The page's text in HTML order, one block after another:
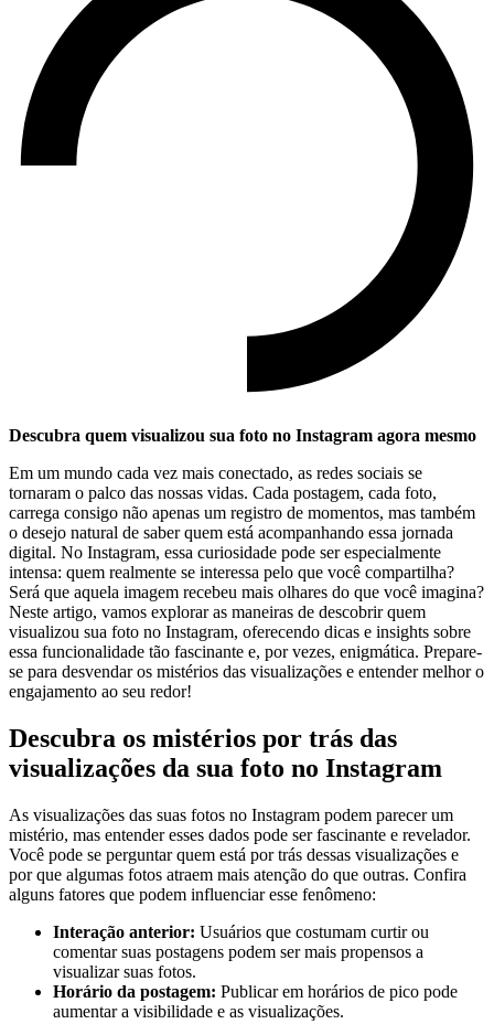
Descubra quem ‍visualizou sua foto no⁢ Instagram agora mesmo
Em ⁤um mundo cada vez mais conectado, as redes⁣ sociais se
tornaram o palco⁤ das nossas vidas. Cada postagem, cada foto,
carrega consigo não apenas um registro de momentos, mas também
o desejo natural ⁣de saber⁣ quem está acompanhando essa jornada
digital. No Instagram,‌ essa curiosidade pode ⁣ser especialmente
‍intensa: quem ⁢realmente ‌se interessa pelo que ⁤você​ compartilha?
Será que⁢ aquela imagem recebeu⁢ mais olhares do que você imagina?
Neste artigo, vamos‌ explorar as maneiras de descobrir quem
visualizou⁤ sua foto no ‌Instagram, oferecendo dicas e insights⁢ sobre
essa funcionalidade tão fascinante e, por ​vezes, enigmática. Prepare-
se para desvendar os mistérios⁢ das visualizações e entender melhor⁣ o
engajamento ao seu redor!
Descubra os mistérios por ‍trás das
⁣visualizações da sua⁣ foto no ​Instagram
As visualizações das suas fotos no Instagram podem parecer um
mistério, mas entender esses dados pode ser fascinante e revelador.⁣
Você pode se perguntar quem está por‍ trás dessas visualizações e ​
por ​que algumas fotos atraem mais atenção do que outras. ‍Confira
alguns fatores que podem influenciar esse fenômeno:
Interação anterior: Usuários que costumam ​curtir​ ou
comentar suas postagens⁤ podem ser mais ⁤propensos a
visualizar suas fotos.
Horário​ da‍ postagem: Publicar ‌em horários de⁤ pico pode
aumentar a visibilidade e as‍ visualizações.